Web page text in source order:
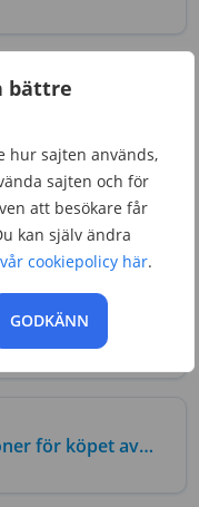
bättre
hur sajten används,
sajten och för
att besökare får
kan själv ändra
cookiepolicy här.
GODKÄNN
Bonnier
Tele2 och
för köpet av